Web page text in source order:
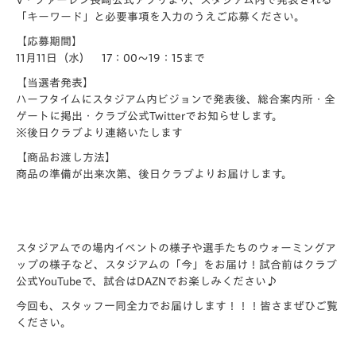
「キーワード」と必要事項を入力のうえご応募ください。
【応募期間】
11月11日（水） 17：00～19：15まで
【当選者発表】
ハーフタイムにスタジアム内ビジョンで発表後、総合案内所・全
ゲートに掲出・クラブ公式Twitterでお知らせします。
※後日クラブより連絡いたします
【商品お渡し方法】
商品の準備が出来次第、後日クラブよりお届けします。
スタジアムでの場内イベントの様子や選手たちのウォーミングア
ップの様子など、スタジアムの「今」をお届け！試合前はクラブ
公式YouTubeで、試合はDAZNでお楽しみください♪
今回も、スタッフ一同全力でお届けします！！！皆さまぜひご覧
ください。